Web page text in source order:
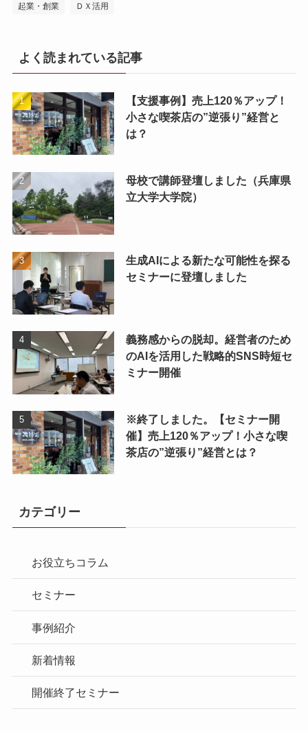
起業・創業 ＤＸ活用
よく読まれている記事
【支援事例】売上120％アップ！
小さな喫茶店の”逆張り”経営と
は？
母校で講師登壇しました（兵庫県
立大学大学院）
生成AIによる新たな可能性を探る
セミナーに登壇しました
義務感からの脱却。経営者のため
のAIを活用した戦略的SNS時短セ
ミナー開催
※終了しました。【セミナー開
催】売上120％アップ！小さな喫
茶店の”逆張り”経営とは？
カテゴリー
お役立ちコラム
セミナー
事例紹介
新着情報
開催終了セミナー